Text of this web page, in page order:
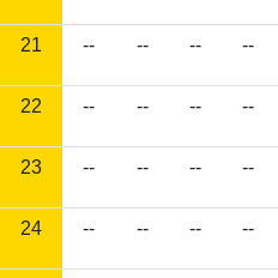
21 -- -- -- --
22 -- -- -- --
23 -- -- -- --
24 -- -- -- --